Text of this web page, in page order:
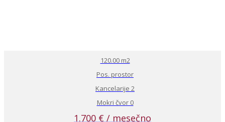
120.00 m2
Pos. prostor
Kancelarije 2
Mokri čvor 0
1.700 € / mesečno